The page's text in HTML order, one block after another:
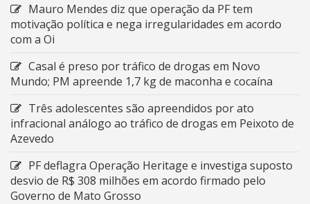
Mauro Mendes diz que operação da PF tem
motivação política e nega irregularidades em acordo
com a Oi
Casal é preso por tráfico de drogas em Novo
Mundo; PM apreende 1,7 kg de maconha e cocaína
Três adolescentes são apreendidos por ato
infracional análogo ao tráfico de drogas em Peixoto de
Azevedo
PF deflagra Operação Heritage e investiga suposto
desvio de R$ 308 milhões em acordo firmado pelo
Governo de Mato Grosso